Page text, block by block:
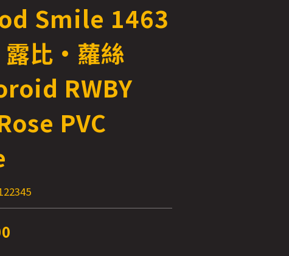
Smile 1463
露比·蘿絲
RWBY
PVC